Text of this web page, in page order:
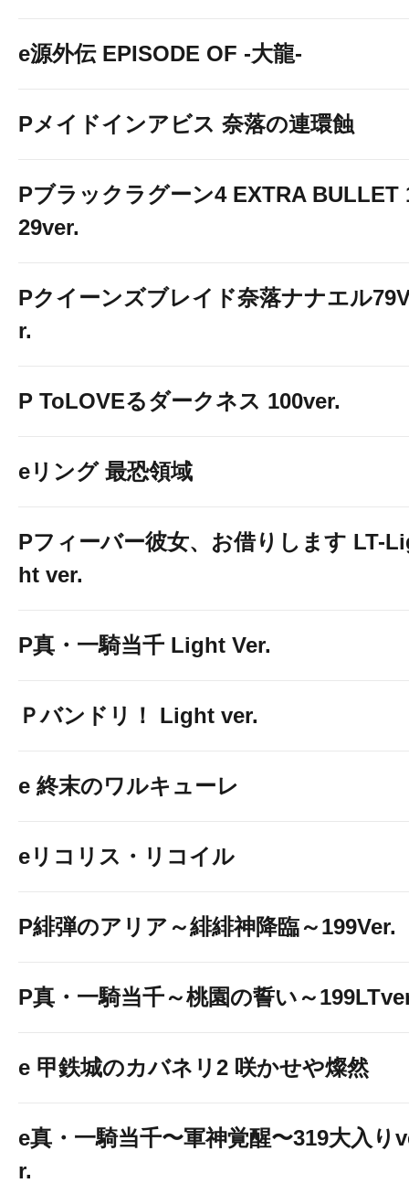
e源外伝 EPISODE OF -大龍-
Pメイドインアビス 奈落の連環蝕
Pブラックラグーン4 EXTRA BULLET
29ver.
Pクイーンズブレイド奈落ナナエル
r.
P ToLOVEるダークネス 100ver.
eリング 最恐領域
Pフィーバー彼女、お借りします LT-
ht ver.
P真・一騎当千 Light Ver.
Ｐバンドリ！ Light ver.
e 終末のワルキューレ
eリコリス・リコイル
P緋弾のアリア～緋緋神降臨～199Ver.
P真・一騎当千～桃園の誓い～
e 甲鉄城のカバネリ2 咲かせや燦然
e真・一騎当千〜軍神覚醒〜319大入り
r.